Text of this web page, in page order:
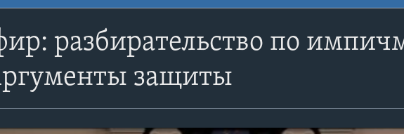
разбирательство по
защиты